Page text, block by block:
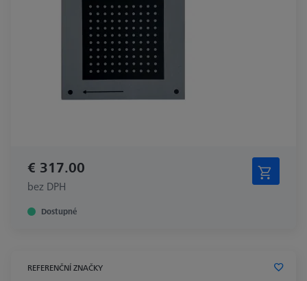
€ 317.00
bez DPH
Dostupné
REFERENČNÍ ZNAČKY